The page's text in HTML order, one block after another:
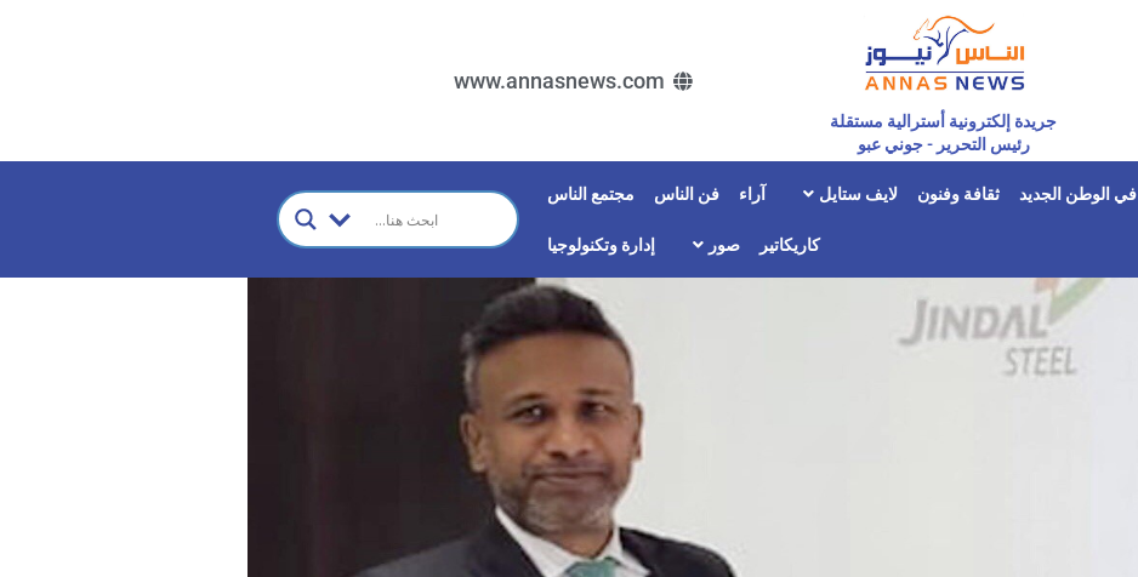
جريدة إلكترونية أسترالية مستقلة
رئيس التحرير - جوني عبو
www.annasnews.com
في الوطن الجديد ثقافة وفنون لايف ستايل آراء فن الناس مجتمع الناس
كاريكاتير صور إدارة وتكنولوجيا